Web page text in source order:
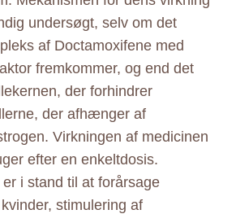
undersøgt, selv om det
af Doctamoxifene med
fremkommer, og end det
der forhindrer
der afhænger af
Virkningen af medicinen
efter en enkeltdosis.
i stand til at forårsage
stimulering af